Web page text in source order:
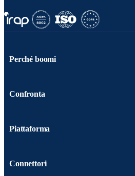
Perché boomi
Confronta
Piattaforma
Connettori